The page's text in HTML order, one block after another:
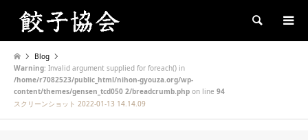
Search
Blog
Warning: Invalid argument supplied for foreach() in
/home/r7082523/public_html/nihon-gyouza.org/wp-
content/themes/gensen_tcd050 2/breadcrumb.php on line 94
スクリーンショット 2022-01-13 14.14.09